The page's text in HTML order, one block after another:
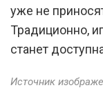
уже не
Традиционно,
станет
Источник